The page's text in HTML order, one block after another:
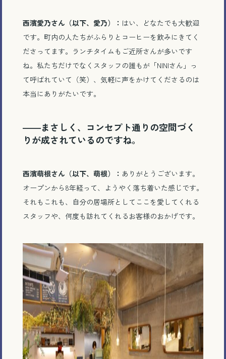
西濱愛乃さん（以下、愛乃）： はい、どなたでも大歓迎
です。町内の人たちがふらりとコーヒーを飲みにきてく
ださってます。ランチタイムもご近所さんが多いです
ね。私たちだけでなくスタッフの誰もが「NINIさん」っ
て呼ばれていて（笑）、気軽に声をかけてくださるのは
本当にありがたいです。
――まさしく、コンセプト通りの空間づく
りが成されているのですね。
西濱萌根さん（以下、萌根）： ありがとうございます。
オープンから8年経って、ようやく落ち着いた感じです。
それもこれも、自分の居場所としてここを愛してくれる
スタッフや、何度も訪れてくれるお客様のおかげです。